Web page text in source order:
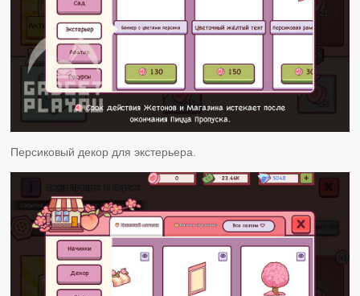
Персиковый декор для экстерьера.